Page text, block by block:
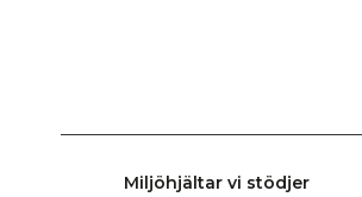
Miljöhjältar vi stödjer